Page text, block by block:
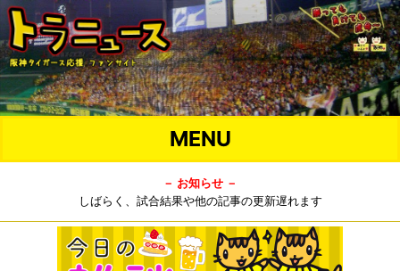
MENU
－ お知らせ －
しばらく、試合結果や他の記事の更新遅れます